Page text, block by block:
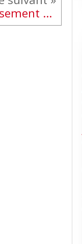
Quand remboursement voyage scolaire pour une famille ?